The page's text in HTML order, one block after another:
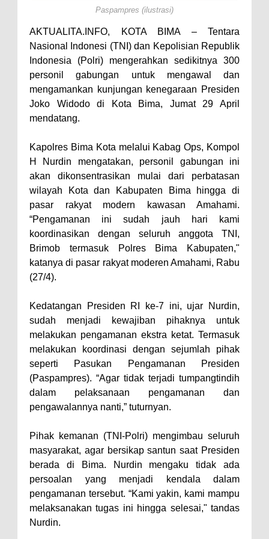
Antusiasnya Warga dan Polisi
Nobar Bareng Laga Prancis vs
Spanyol di Mapolres Bima
Wali Kota Bima Tinjau Finalisasi
Pembangunan RSUD Kota Bima,
Pastikan Pemindahan Layanan
"Polisi Peduli" Satsamapta
Polres Bima Bantu Warga Padolo
Atasi Krisis Air Bersih
Wali Kota Bima Tinjau Rumah
Warga Tidak Layak Huni di
Kelurahan Oi Mbo, Dorong
Percepatan Bantuan BSPS
Wakil Wali Kota Bima
Jalan Daerah 2026 dan
Persiapan DAK 2027 ke BPJN
NTB
Wali Kota Tekankan Disiplin ASN
dan Penguatan Kolaborasi
Wali Kota Bima Hadiri Rakornas
Kelautan dan Perikanan
Pemkot Jawab Pandangan
Umum Fraksi DPRD terhadap
Raperda Pertanggungjawaban
Pelaksanaan APBD Kota Bima
Pimpin Upacara HUT
Paspampres (ilustrasi)
AKTUALITA.INFO, KOTA BIMA – Tentara
Nasional Indonesi (TNI) dan Kepolisian Republik
Indonesia (Polri) mengerahkan sedikitnya 300
personil gabungan untuk mengawal dan
mengamankan kunjungan kenegaraan Presiden
Joko Widodo di Kota Bima, Jumat 29 April
mendatang.
Kapolres Bima Kota melalui Kabag Ops, Kompol
H Nurdin mengatakan, personil gabungan ini
akan dikonsentrasikan mulai dari perbatasan
wilayah Kota dan Kabupaten Bima hingga di
pasar rakyat modern kawasan Amahami.
“Pengamanan ini sudah jauh hari kami
koordinasikan dengan seluruh anggota TNI,
Brimob termasuk Polres Bima Kabupaten,"
katanya di pasar rakyat moderen Amahami, Rabu
(27/4).
Kedatangan Presiden RI ke-7 ini, ujar Nurdin,
sudah menjadi kewajiban pihaknya untuk
melakukan pengamanan ekstra ketat. Termasuk
melakukan koordinasi dengan sejumlah pihak
seperti Pasukan Pengamanan Presiden
(Paspampres). “Agar tidak terjadi tumpangtindih
dalam pelaksanaan pengamanan dan
pengawalannya nanti,” tuturnyan.
Pihak kemanan (TNI-Polri) mengimbau seluruh
masyarakat, agar bersikap santun saat Presiden
berada di Bima. Nurdin mengaku tidak ada
persoalan yang menjadi kendala dalam
pengamanan tersebut. “Kami yakin, kami mampu
melaksanakan tugas ini hingga selesai," tandas
Nurdin.